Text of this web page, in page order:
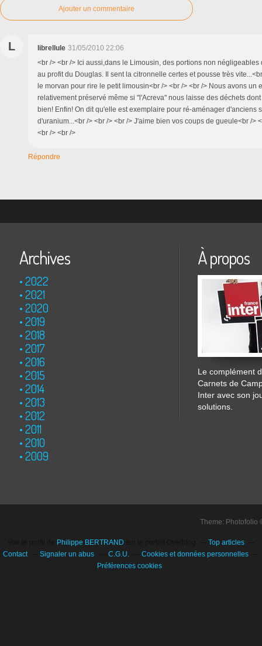
Ajouter un commentaire
L librellule 31/05/2010 22:06
<br /> <br /> Ici aussi,dans le Limousin, des portions non négligeables
au profit du Douglas. Il sent la citronnelle certes et pousse très
le morvan pour rire le petit limousin<br /> <br /> <br /> Nous avons un
relativement préservé même si "l'Acreva" nous laisse des déchets
bien! Enfin! On dit qu'elle est exemplaire pour ré-aménager d'anciens
d'uranium...<br /> <br /> <br /> J'aime bien vos coups de gueule<br />
<br /> <br />
Répondre
Archives
2022
2021
2020
2019
2018
2017
2016
2015
2014
2013
2012
2011
2010
2009
À propos
Le complément
Carnets de
Inter avec son
solutions.
Theme:
Philippe BERTRAND
Top articles
Contact
Signaler un abus C.G.U.
Cookies et données personnelles
Préférences cookies